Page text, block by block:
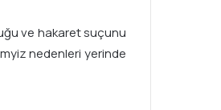
ve hakaret suçunu
nedenleri yerinde